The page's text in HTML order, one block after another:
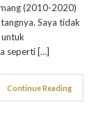
(2010-2020)
Saya tidak
seperti […]
Continue Reading